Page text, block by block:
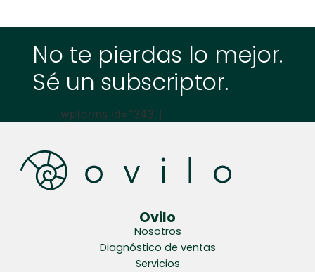
No te pierdas lo mejor.
Sé un subscriptor.
[wpforms id="343"]
Ovilo
Nosotros
Diagnóstico de ventas
Servicios